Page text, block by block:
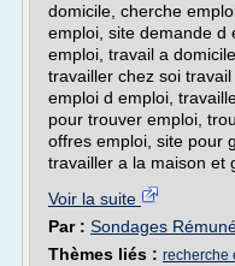
domicile, cherche
emploi, site demande d
emploi, travail a
travailler chez soi
emploi d emploi,
pour trouver emploi,
offres emploi, site pour
travailler a la maison et
Voir la suite
Par : Sondages
Thèmes liés : recherche